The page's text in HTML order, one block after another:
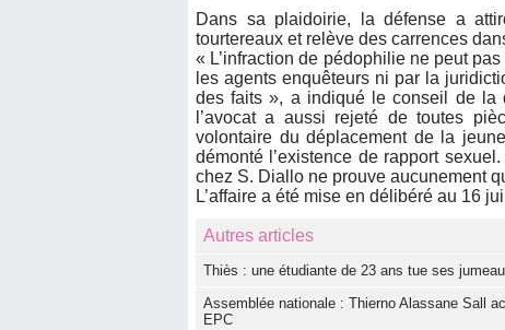
Dans sa plaidoirie, la défense a
tourtereaux et relève des carrences
« L’infraction de pédophilie ne peut
les agents enquêteurs ni par la
des faits », a indiqué le conseil de la
l’avocat a aussi rejeté de toutes
volontaire du déplacement de la
démonté l’existence de rapport
chez S. Diallo ne prouve aucunement
L’affaire a été mise en délibéré au 16
Autres articles
Thiès : une étudiante de 23 ans tue ses
Assemblée nationale : Thierno Alassane Sall
EPC